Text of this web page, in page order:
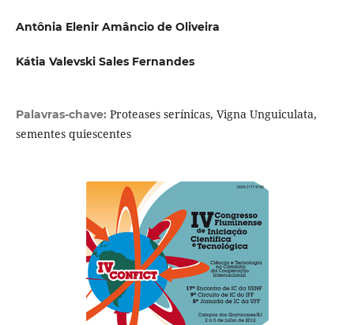
Antônia Elenir Amâncio de Oliveira
Kátia Valevski Sales Fernandes
Palavras-chave: Proteases serínicas, Vigna Unguiculata,
sementes quiescentes